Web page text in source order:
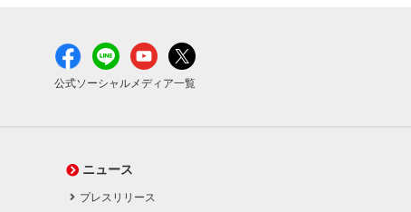
公式ソーシャルメディア一覧
ニュース
プレスリリース